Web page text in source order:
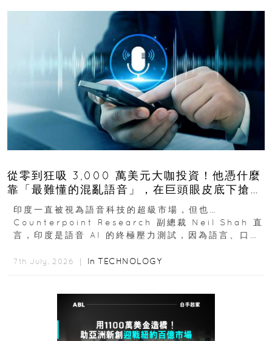
從零到狂吸 3,000 萬美元大咖投資！他憑什麼
靠「最難懂的混亂語音」，在巨頭眼皮底下搶下
十億人市場？
印度一直被視為語音科技的超級市場，但也…
Counterpoint Research 副總裁 Neil Shah 直
言，印度是語音 AI 的終極壓力測試，因為語言、口音
7th July, 2026 ｜ In TECHNOLOGY